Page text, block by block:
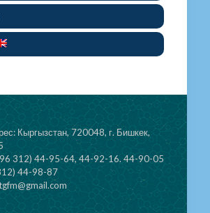
Кыргызстан, 720048, г. Бишкек,
312) 44-95-64, 44-92-16. 44-90-05
44-98-87